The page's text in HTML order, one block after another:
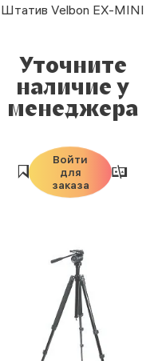
Штатив Velbon EX-MINI
Уточните
наличие у
менеджера
Войти
для
заказа